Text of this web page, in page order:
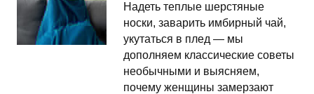
Надеть теплые шерстяные
носки, заварить имбирный чай,
укутаться в плед — мы
дополняем классические советы
необычными и выясняем,
почему женщины замерзают